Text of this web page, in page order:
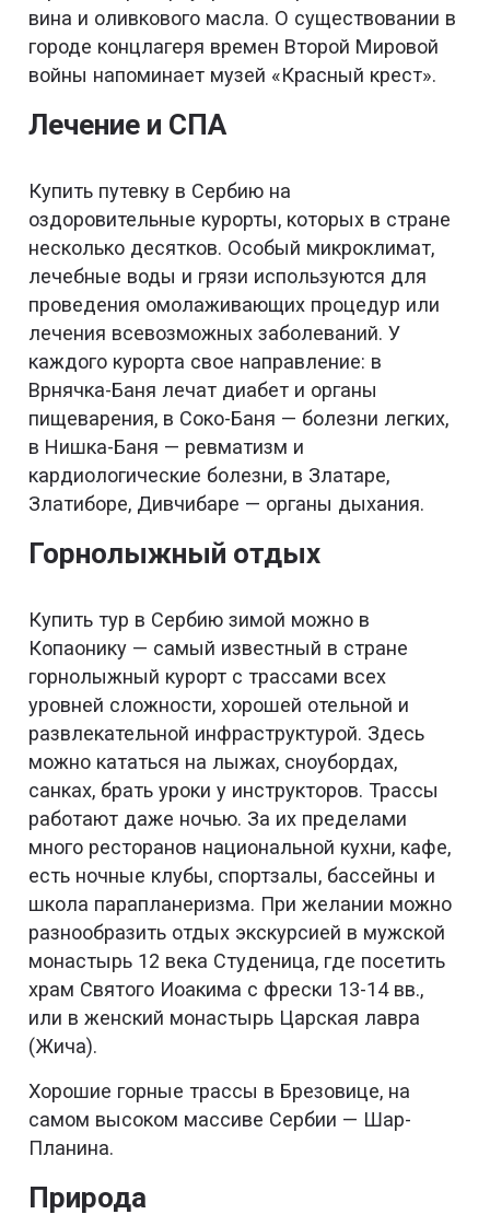
вина и оливкового масла. О существовании в
городе концлагеря времен Второй Мировой
войны напоминает музей «Красный крест».
Лечение и СПА
Купить путевку в Сербию на
оздоровительные курорты, которых в стране
несколько десятков. Особый микроклимат,
лечебные воды и грязи используются для
проведения омолаживающих процедур или
лечения всевозможных заболеваний. У
каждого курорта свое направление: в
Врнячка-Баня лечат диабет и органы
пищеварения, в Соко-Баня — болезни легких,
в Нишка-Баня — ревматизм и
кардиологические болезни, в Златаре,
Златиборе, Дивчибаре — органы дыхания.
Горнолыжный отдых
Купить тур в Сербию зимой можно в
Копаонику — самый известный в стране
горнолыжный курорт с трассами всех
уровней сложности, хорошей отельной и
развлекательной инфраструктурой. Здесь
можно кататься на лыжах, сноубордах,
санках, брать уроки у инструкторов. Трассы
работают даже ночью. За их пределами
много ресторанов национальной кухни, кафе,
есть ночные клубы, спортзалы, бассейны и
школа парапланеризма. При желании можно
разнообразить отдых экскурсией в мужской
монастырь 12 века Студеница, где посетить
храм Святого Иоакима с фрески 13-14 вв.,
или в женский монастырь Царская лавра
(Жича).
Хорошие горные трассы в Брезовице, на
самом высоком массиве Сербии — Шар-
Планина.
Природа